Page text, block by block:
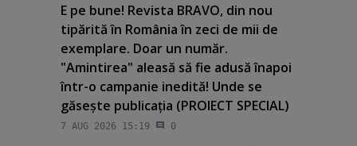
E pe bune! Revista BRAVO, din nou
tipărită în România în zeci de mii de
exemplare. Doar un număr.
"Amintirea" aleasă să fie adusă înapoi
într-o campanie inedită! Unde se
găseşte publicaţia (PROIECT SPECIAL)
7 AUG 2026 15:19 0